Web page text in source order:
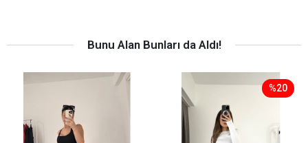
Bunu Alan Bunları da Aldı!
%20